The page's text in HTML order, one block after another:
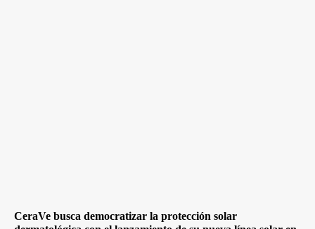
CeraVe busca democratizar la protección solar